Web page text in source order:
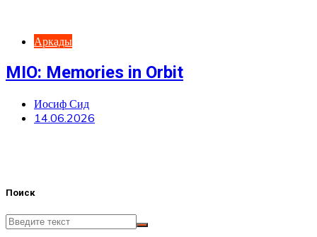
Аркады
MIO: Memories in Orbit
Иосиф Сид
14.06.2026
Поиск